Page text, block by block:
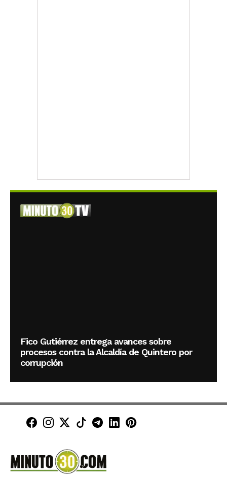
Fico Gutiérrez entrega avances sobre
procesos contra la Alcaldía de Quintero por
corrupción
Minuto30 en Facebook
Minuto30 en Instagram
Minuto30 en X (Twitter)
Minuto30 en TikTok
Canal de Minuto30 en
Minuto30 en LinkedIn
Minuto30 en